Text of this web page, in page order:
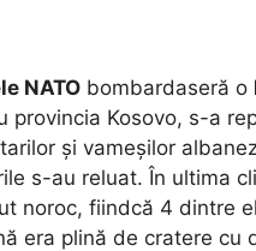
NATO bombardaseră o
provincia Kosovo, s-a
și vameșilor
s-au reluat. În ultima
noroc, fiindcă 4 dintre
era plină de cratere cu